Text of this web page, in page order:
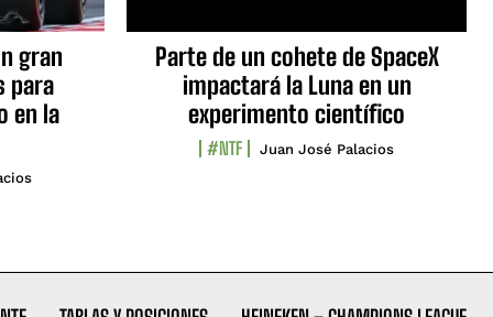
gran
para
en la
Parte de un cohete de SpaceX
impactará la Luna en un
experimento científico
#NTF Juan José Palacios